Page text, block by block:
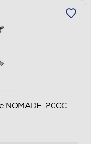
NOMADE-20CC-